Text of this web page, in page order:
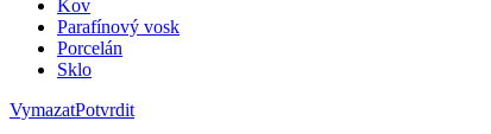
Kov
Parafínový vosk
Porcelán
Sklo
VymazatPotvrdit